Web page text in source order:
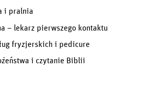
i pralnia
– lekarz pierwszego kontaktu
fryzjerskich i pedicure
i czytanie Biblii